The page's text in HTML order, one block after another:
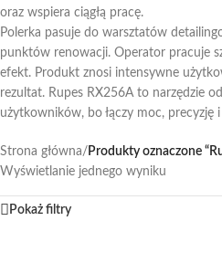
oraz wspiera ciągłą pracę.
Polerka pasuje do warsztatów
punktów renowacji. Operator pracuje
efekt. Produkt znosi intensywne
rezultat. Rupes RX256A to narzędzie
użytkowników, bo łączy moc, precyzję
Strona główna/ Produkty oznaczone
Wyświetlanie jednego wyniku
Pokaż filtry